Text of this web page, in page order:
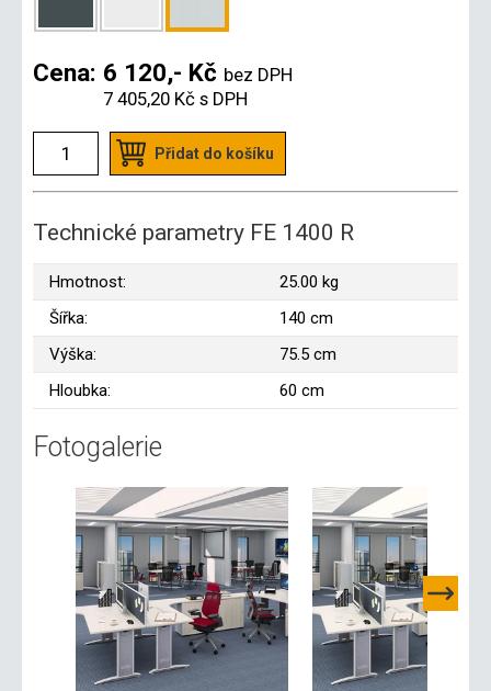
Cena: 6 120,- Kč bez DPH
7 405,20 Kč s DPH
Přidat do košíku
Technické parametry FE 1400 R
Hmotnost:
25.00 kg
Šířka:
140 cm
Výška:
75.5 cm
Hloubka:
60 cm
Fotogalerie